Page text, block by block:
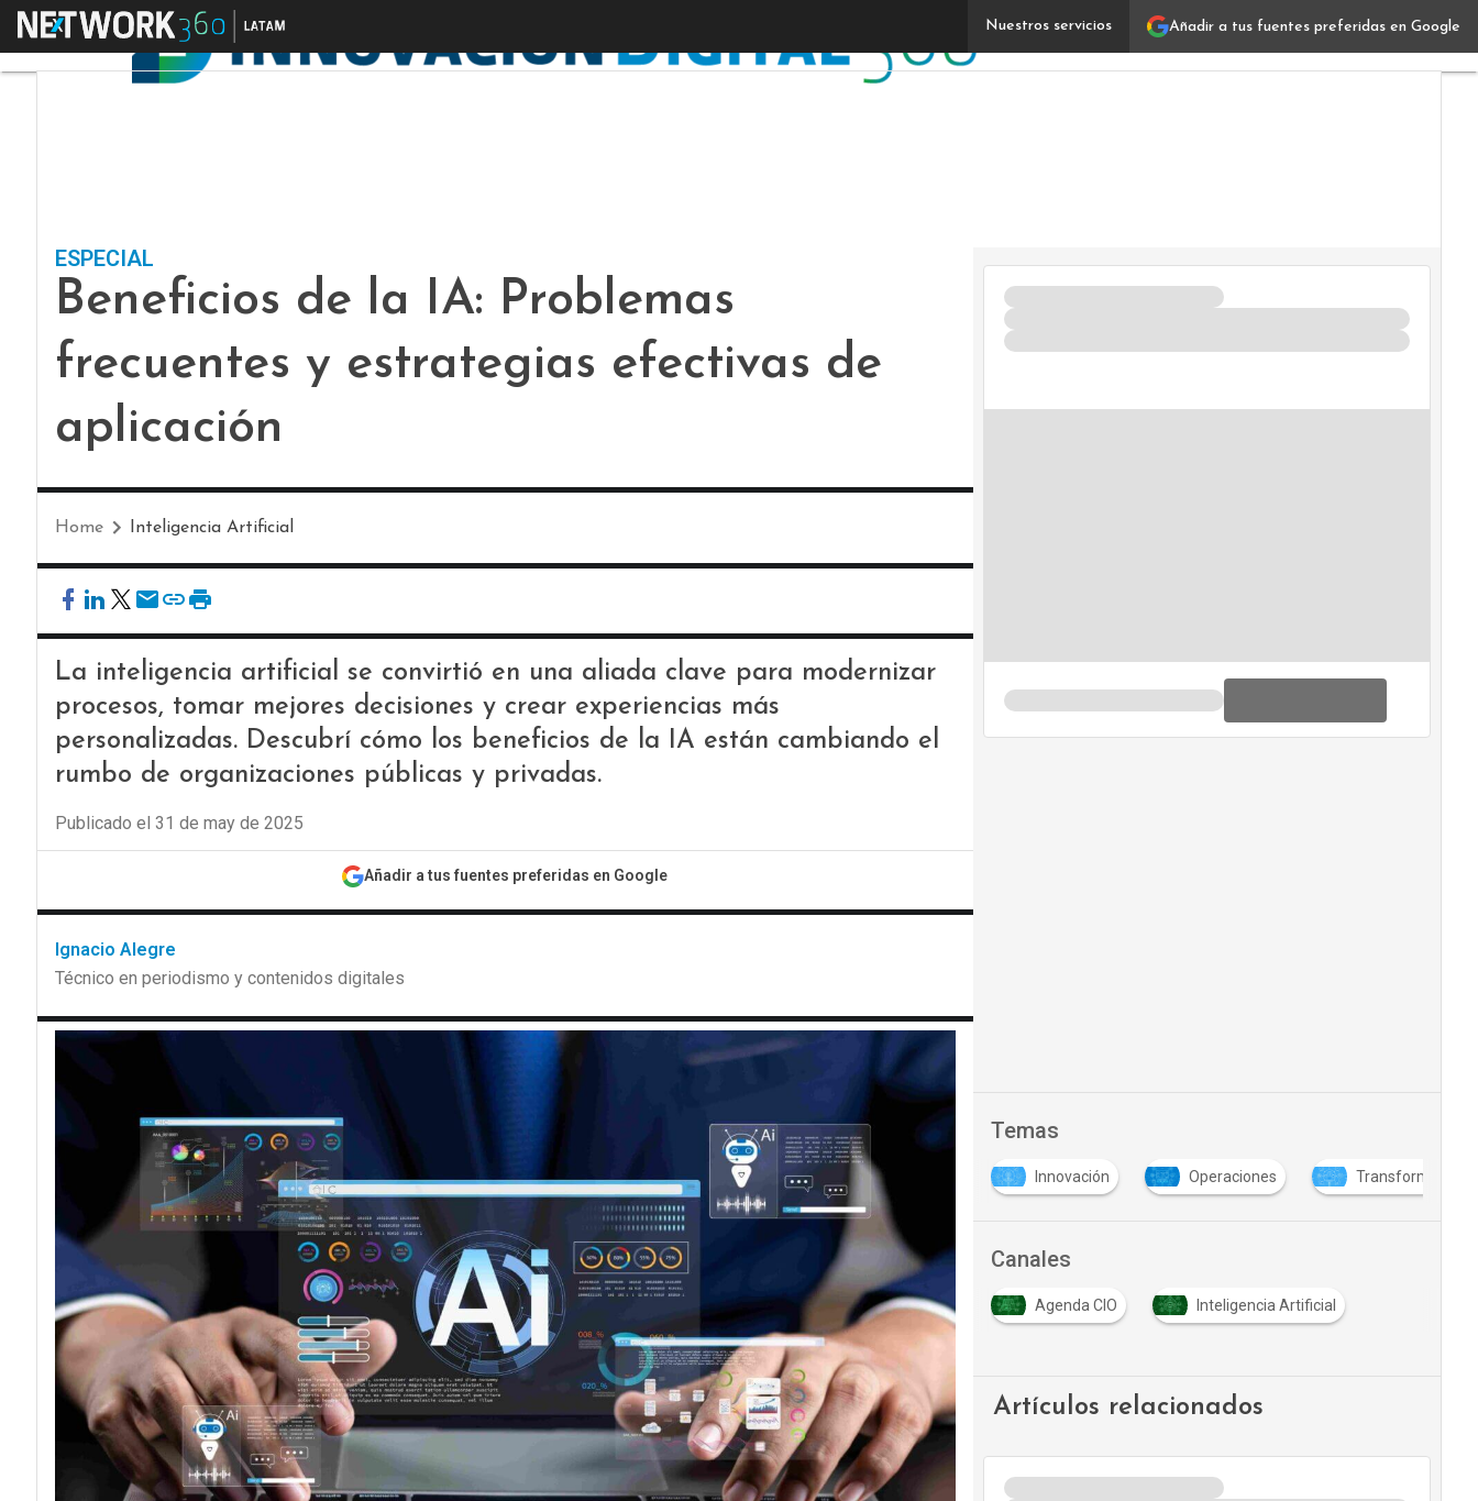
Añadir a tus fuentes preferidas en Google
Nuestros servicios
Menú Beneficios de la IA: Problemas frecuentes y
ESPECIAL
Beneficios de la IA: Problemas
frecuentes y estrategias efectivas de
aplicación
Home Inteligencia Artificial
La inteligencia artificial se convirtió en una aliada clave para modernizar
procesos, tomar mejores decisiones y crear experiencias más
personalizadas. Descubrí cómo los beneficios de la IA están cambiando el
rumbo de organizaciones públicas y privadas.
Publicado el 31 de may de 2025
Añadir a tus fuentes preferidas en Google
Ignacio Alegre
Técnico en periodismo y contenidos digitales
Temas
Estrategia y Management Innovación Operaciones Transformación
Canales
Agenda CIO Inteligencia Artificial
Artículos relacionados